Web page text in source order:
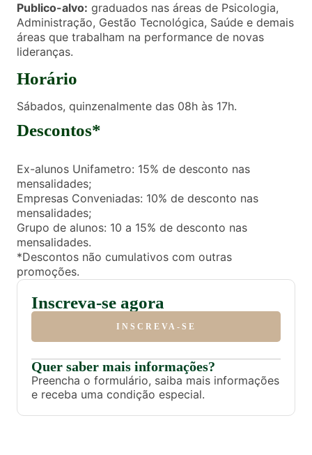
Publico-alvo: graduados nas áreas de Psicologia,
Administração, Gestão Tecnológica, Saúde e demais
áreas que trabalham na performance de novas
lideranças.
Horário
Sábados, quinzenalmente das 08h às 17h.
Descontos*
Ex-alunos Unifametro: 15% de desconto nas
mensalidades;
Empresas Conveniadas: 10% de desconto nas
mensalidades;
Grupo de alunos: 10 a 15% de desconto nas
mensalidades.
*Descontos não cumulativos com outras
promoções.
Inscreva-se agora
INSCREVA-SE
Quer saber mais informações?
Preencha o formulário, saiba mais informações
e receba uma condição especial.